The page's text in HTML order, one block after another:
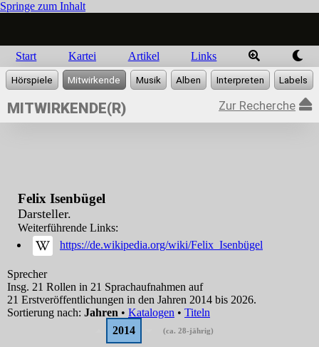
Springe zum Inhalt
Start Kartei Artikel Links
MITWIRKENDE(R) Zur Recherche
Felix Isenbügel
Darsteller.
Weiterführende Links:
https://de.wikipedia.org/wiki/Felix_Isenbügel
Sprecher
Insg. 21 Rollen in 21 Sprachaufnahmen auf
21 Erstveröffentlichungen in den Jahren 2014 bis 2026.
Sortierung nach: Jahren • Katalogen • Titeln
2014
(ca. 28-jährig)